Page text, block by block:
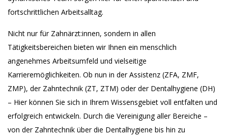
fortschrittlichen Arbeitsalltag.
Nicht nur für Zahnärzt:innen, sondern in allen
Tätigkeitsbereichen bieten wir Ihnen ein menschlich
angenehmes Arbeitsumfeld und vielseitige
Karrieremöglichkeiten. Ob nun in der Assistenz (ZFA, ZMF,
ZMP), der Zahntechnik (ZT, ZTM) oder der Dentalhygiene (DH)
– Hier können Sie sich in Ihrem Wissensgebiet voll entfalten und
erfolgreich entwickeln. Durch die Vereinigung aller Bereiche –
von der Zahntechnik über die Dentalhygiene bis hin zu